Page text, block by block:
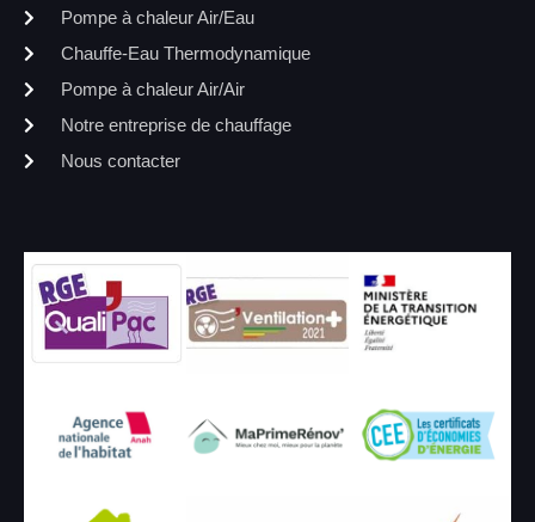
Pompe à chaleur Air/Eau
Chauffe-Eau Thermodynamique
Pompe à chaleur Air/Air
Notre entreprise de chauffage
Nous contacter